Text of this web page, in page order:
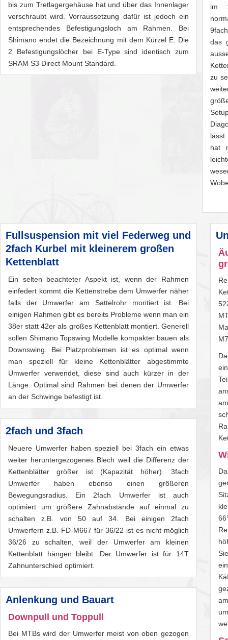
bis zum Tretlagergehäuse hat und über das Innenlager
verschraubt wird. Vorraussetzung dafür ist jedoch ein
entsprechendes Befestigungsloch am Rahmen. Bei
Shimano endet die Bezeichnung mit dem Kürzel E. Die
2 Befestigungslöcher bei E-Type sind identisch zum
SRAM S3 Direct Mount Standard.
im
das
zu
lässt
hat
Fullsuspension mit viel Federweg und
2fach Kurbel mit kleinerem großen
Kettenblatt
Ein selten beachteter Aspekt ist, wenn der Rahmen
einfedert kommt die Kettenstrebe dem Umwerfer näher
falls der Umwerfer am Sattelrohr montiert ist. Bei
einigen Rahmen gibt es bereits Probleme wenn man ein
38er statt 42er als großes Kettenblatt montiert. Generell
sollen Shimano Topswing Modelle kompakter bauen als
Downswing. Bei Platzproblemen ist es optimal wenn
man speziell für kleine Kettenblätter abgestimmte
Umwerfer verwendet, diese sind auch kürzer in der
Länge. Optimal sind Rahmen bei denen der Umwerfer
an der Schwinge befestigt ist.
2fach und 3fach
Neuere Umwerfer haben speziell bei 3fach ein etwas
weiter heruntergezogenes Blech weil die Differenz der
Kettenblätter größer ist (Kapazität höher). 3fach
Umwerfer haben ebenso einen größeren
Bewegungsradius. Ein 2fach Umwerfer ist auch
optimiert um größere Zahnabstände auf einmal zu
schalten z.B. von 50 auf 34. Bei einigen 2fach
Umwerfern z.B. FD-M667 für 36/22 ist es nicht möglich
36/26 zu schalten, weil der Umwerfer am kleinen
Kettenblatt hängen bleibt. Der Umwerfer ist für 14T
Zahnunterschied optimiert.
Anlenkung und Bauart
Downpull und Toppull
Bei MTBs wird der Umwerfer meist von oben gezogen